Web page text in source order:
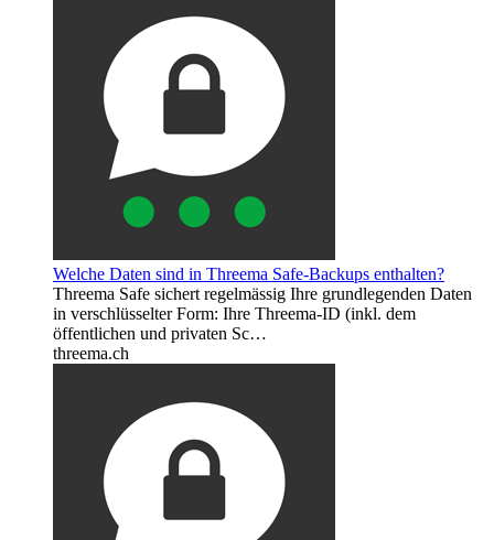
Welche Daten sind in Threema Safe-Backups enthalten?
Threema Safe sichert regelmässig Ihre grundlegenden Daten
in verschlüsselter Form: Ihre Threema-ID (inkl. dem
öffentlichen und privaten Sc…
threema.ch